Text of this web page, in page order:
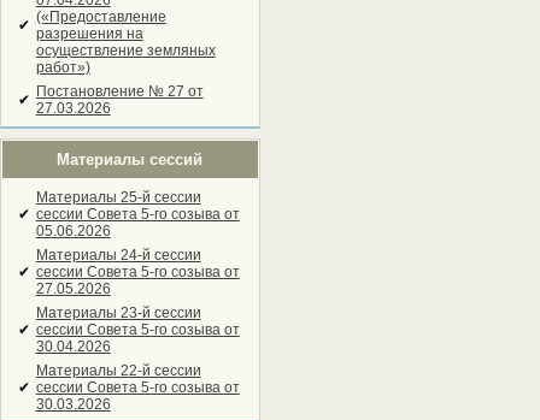
✔ («Предоставление
разрешения на
осуществление земляных
работ»)
✔ Постановление № 27 от
27.03.2026
Материалы сессий
✔
Материалы 25-й сессии
сессии Совета 5-го созыва от
05.06.2026
✔
Материалы 24-й сессии
сессии Совета 5-го созыва от
27.05.2026
✔
Материалы 23-й сессии
сессии Совета 5-го созыва от
30.04.2026
✔
Материалы 22-й сессии
сессии Совета 5-го созыва от
30.03.2026